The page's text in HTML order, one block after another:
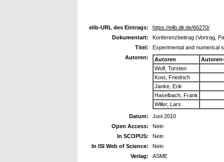
elib-URL des Eintrags:
https://elib.dlr.de/66270/
Dokumentart:
Konferenzbeitrag (Vortrag,
Titel:
Experimental and numerical
Autoren:
Autoren
Wolf, Torsten
Kost, Friedrich
Janke, Erik
Haselbach, Frank
Willer, Lars
Datum:
Juni 2010
Open Access:
Nein
In SCOPUS:
Nein
In ISI Web of Science:
Nein
Verlag:
ASME